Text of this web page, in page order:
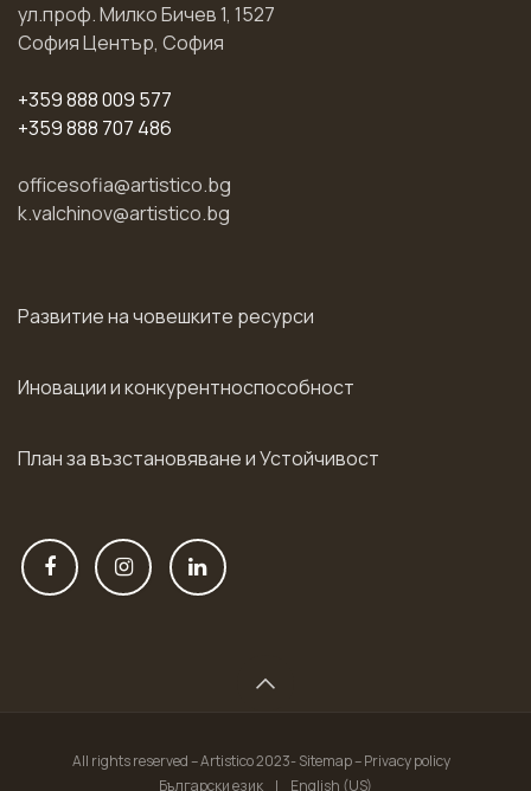
ул.проф. Милко Бичев 1, 1527
София Център, София
+359 888 009 577
+359 888 707 486
officesofia@artistico.bg
k.valchinov@artistico.bg
Развитие на човешките ресурси
Иновации и конкурентноспособност
План за възстановяване и Устойчивост
All rights reserved – Artistico 2023- Sitemap – Privacy policy
Български език
| English (US)